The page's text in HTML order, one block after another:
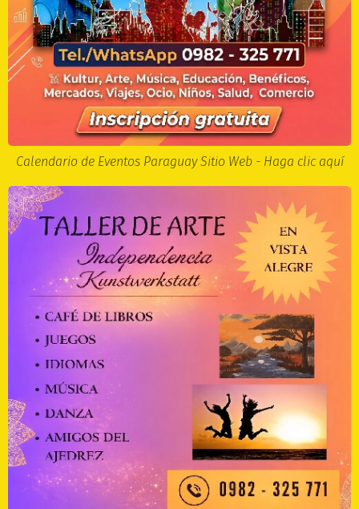
Calendario de Eventos Paraguay Sitio Web - Haga clic aquí